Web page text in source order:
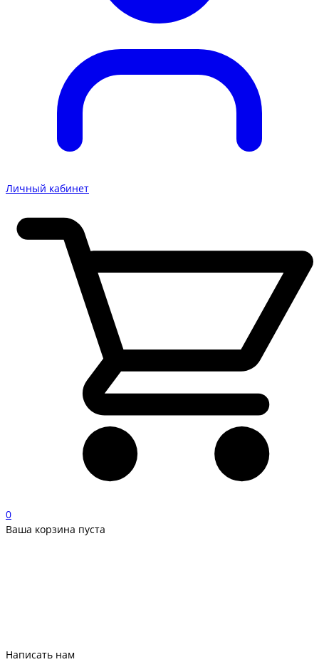
Личный кабинет
0
Ваша корзина пуста
Написать нам